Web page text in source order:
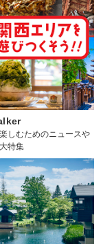
しむためのニュースや
特集